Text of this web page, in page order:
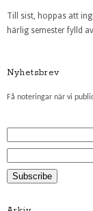
Till sist, hoppas att
härlig semester fylld
Nyhetsbrev
Få noteringar när vi